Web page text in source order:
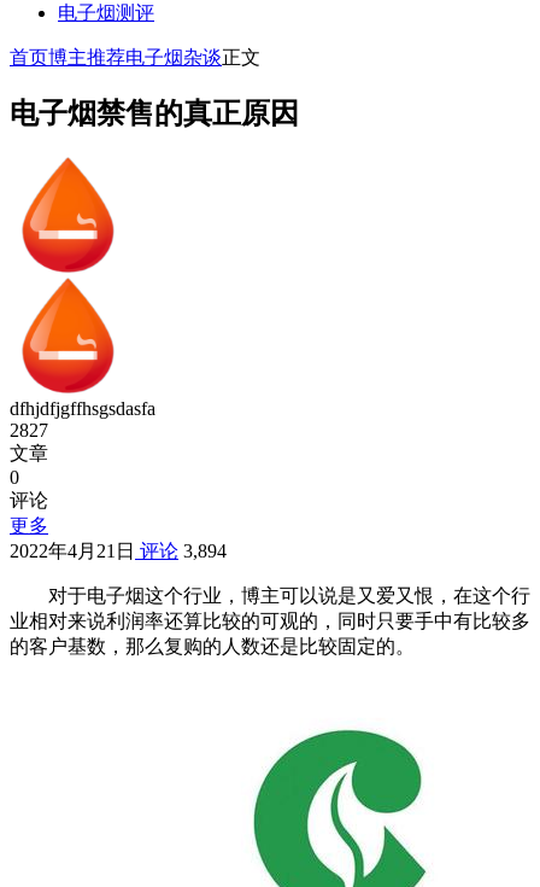
电子烟测评
首页博主推荐电子烟杂谈正文
电子烟禁售的真正原因
dfhjdfjgffhsgsdasfa
2827
文章
0
评论
更多
2022年4月21日 评论 3,894
对于电子烟这个行业，博主可以说是又爱又恨，在这个行
业相对来说利润率还算比较的可观的，同时只要手中有比较多
的客户基数，那么复购的人数还是比较固定的。